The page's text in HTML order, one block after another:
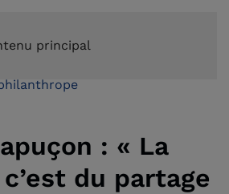
principal
: « La
du partage